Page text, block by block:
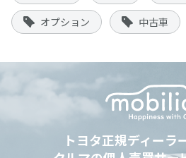
オプション 中古車
トヨタ正規ディーラ